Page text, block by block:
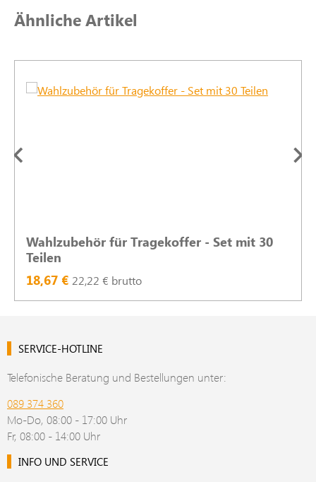
Produktgalerie überspringen
Ähnliche Artikel
Wahlzubehör für Tragekoffer - Set mit 30
Teilen
18,67 € 22,22 € brutto
SERVICE-HOTLINE
Telefonische Beratung und Bestellungen unter:
089 374 360
Mo-Do, 08:00 - 17:00 Uhr
Fr, 08:00 - 14:00 Uhr
INFO UND SERVICE